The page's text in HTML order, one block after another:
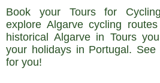
Book your Tours for
explore Algarve cycling
historical Algarve in Tours
your holidays in Portugal.
for you!